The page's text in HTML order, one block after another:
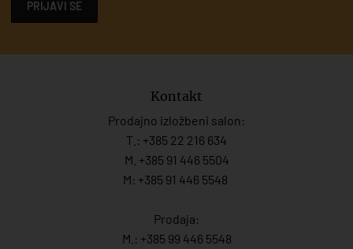
PRIJAVI SE
Kontakt
Prodajno izložbeni salon:
T.: +385 22 216 634
M. +385 91 446 5504
M: +385 91 446 5548
Prodaja:
M.: +385 99 446 5548